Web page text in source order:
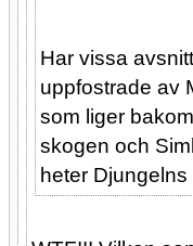
Har vissa
uppfostrade av
som liger
skogen och
heter Djungelns